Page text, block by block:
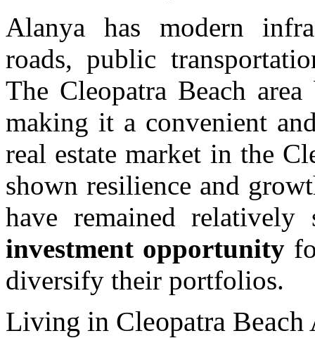
Alanya has modern
roads, public
The Cleopatra Beach
making it a convenient
real estate market in the
shown resilience and
have remained
investment opportunity
diversify their portfolios.
Living in Cleopatra Beach